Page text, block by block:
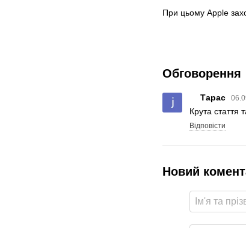
При цьому Apple
Обговорення
Тарас
Крута стаття
Відповісти
Новий